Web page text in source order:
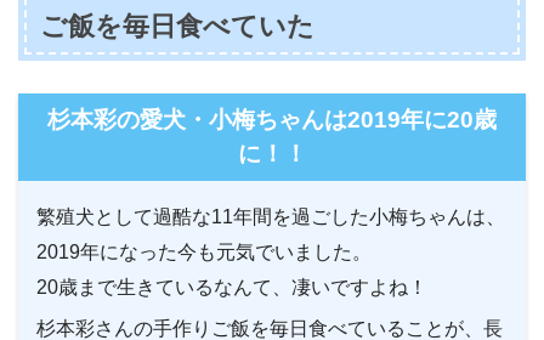
ご飯を毎日食べていた
杉本彩の愛犬・小梅ちゃんは2019年に20歳
に！！
繁殖犬として過酷な11年間を過ごした小梅ちゃんは、
2019年になった今も元気でいました。
20歳まで生きているなんて、凄いですよね！
杉本彩さんの手作りご飯を毎日食べていることが、長